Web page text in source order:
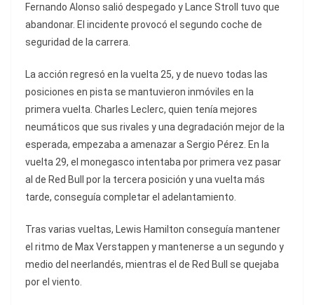
Fernando Alonso salió despegado y Lance Stroll tuvo que
abandonar. El incidente provocó el segundo coche de
seguridad de la carrera.
La acción regresó en la vuelta 25, y de nuevo todas las
posiciones en pista se mantuvieron inmóviles en la
primera vuelta. Charles Leclerc, quien tenía mejores
neumáticos que sus rivales y una degradación mejor de la
esperada, empezaba a amenazar a Sergio Pérez. En la
vuelta 29, el monegasco intentaba por primera vez pasar
al de Red Bull por la tercera posición y una vuelta más
tarde, conseguía completar el adelantamiento.
Tras varias vueltas, Lewis Hamilton conseguía mantener
el ritmo de Max Verstappen y mantenerse a un segundo y
medio del neerlandés, mientras el de Red Bull se quejaba
por el viento.